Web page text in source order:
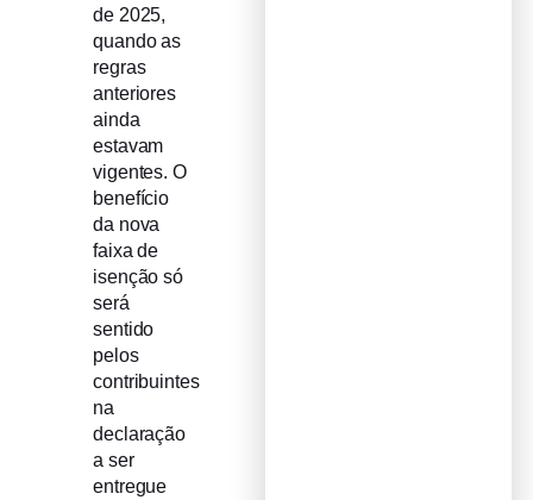
de 2025,
quando as
regras
anteriores
ainda
estavam
vigentes. O
benefício
da nova
faixa de
isenção só
será
sentido
pelos
contribuintes
na
declaração
a ser
entregue